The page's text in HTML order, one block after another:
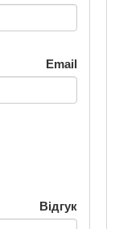
Email
Відгук